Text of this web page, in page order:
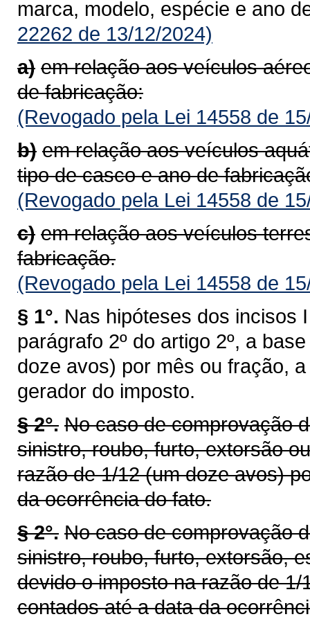
marca, modelo, espécie e ano
22262 de 13/12/2024)
a) em relação aos veículos
de fabricação:
(Revogado pela Lei 14558 de
b) em relação aos veículos
tipo de casco e ano de
(Revogado pela Lei 14558 de
c) em relação aos veículos
fabricação.
(Revogado pela Lei 14558 de
§ 1°. Nas hipóteses dos incisos
parágrafo 2º do artigo 2º, a
doze avos) por mês ou fração,
gerador do imposto.
§ 2°. No caso de comprovação
sinistro, roubo, furto, extorsão
razão de 1/12 (um doze avos)
da ocorrência do fato.
§ 2°. No caso de comprovação
sinistro, roubo, furto, extorsão,
devido o imposto na razão de
contados até a data da